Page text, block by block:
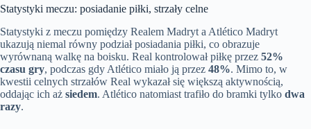
Statystyki meczu: posiadanie piłki, strzały celne
Statystyki z meczu pomiędzy Realem Madryt a Atlético Madryt
ukazują niemal równy podział posiadania piłki, co obrazuje
wyrównaną walkę na boisku. Real kontrolował piłkę przez 52%
czasu gry, podczas gdy Atlético miało ją przez 48%. Mimo to, w
kwestii celnych strzałów Real wykazał się większą aktywnością,
oddając ich aż siedem. Atlético natomiast trafiło do bramki tylko dwa
razy.